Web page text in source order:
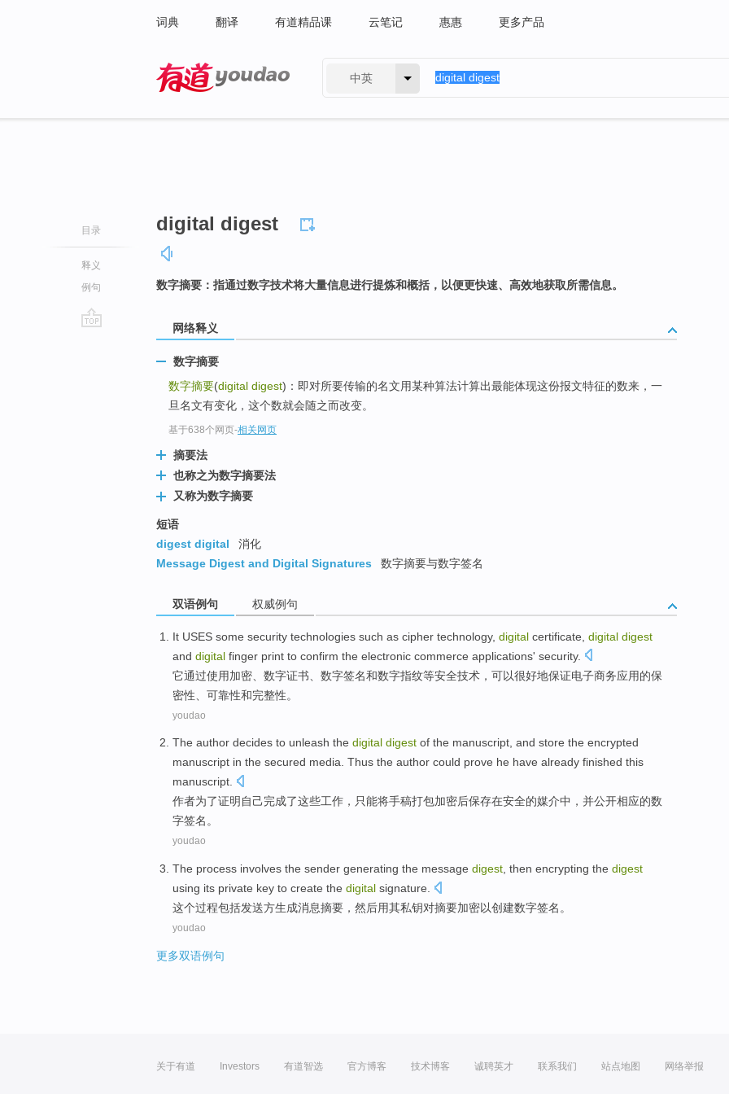
词典 翻译 有道精品课 云笔记 惠惠 更多产品
中英
目录
释义
例句
digital digest
数字摘要：指通过数字技术将大量信息进行提炼和概括，以便更快速、高效地获取所需信息。
网络释义
数字摘要
数字摘要(digital digest)：即对所要传输的名文用某种算法计算出最能体现这份报文特征的数来，一
旦名文有变化，这个数就会随之而改变。
基于638个网页-相关网页
摘要法
也称之为数字摘要法
又称为数字摘要
短语
digest digital
消化
Message Digest and Digital Signatures
数字摘要与数字签名
双语例句 权威例句
It USES some security technologies such as cipher technology, digital certificate digital digest
and digital finger print to confirm the electronic commerce applications' security.
它通过使用加密 数字证书 、数字签名和数字指纹等安全技术 ，可以很好地保证电子商务应用的保
密性 、可靠性和完整性。
youdao
The author decides to unleash the digital digest of the manuscript, and store the encrypted
manuscript in the secured media. Thus the author could prove he have already finished this
manuscript.
作者为了证明 自己完成了这些工作， 只能将手稿打包加密后保存在安全的媒介中， 并公开相应的数
字签名。
youdao
The process involves the sender generating the message digest then encrypting the digest
using its private key to create the digital signature
这个过程包括发送方生成消息摘要 ， 然后用其私钥对摘要加密以创建数字签名。
youdao
更多双语例句
关于有道 Investors 有道智选 官方博客 技术博客 诚聘英才 联系我们 站点地图 网络举报